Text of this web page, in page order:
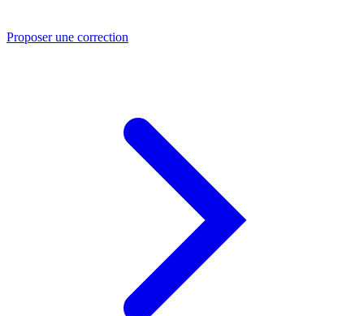
Proposer une correction